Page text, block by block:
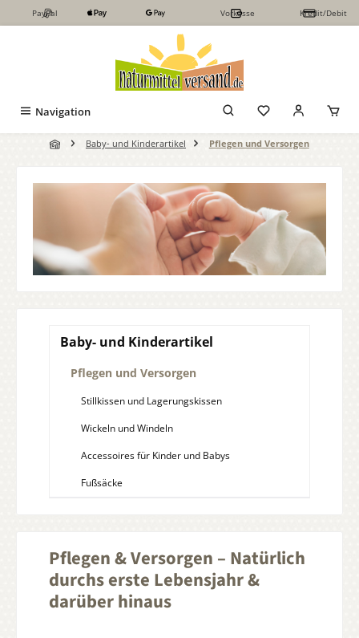
Zum Hauptinhalt springen
PayPal Vorkasse Kredit/Debit
Navigation
Baby- und Kinderartikel Pflegen und Versorgen
Baby- und Kinderartikel
Pflegen und Versorgen
Stillkissen und Lagerungskissen
Wickeln und Windeln
Accessoires für Kinder und Babys
Fußsäcke
Pflegen & Versorgen – Natürlich
durchs erste Lebensjahr &
darüber hinaus